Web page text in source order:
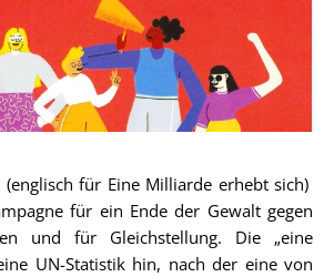
(englisch für Eine Milliarde erhebt sich)
für ein Ende der Gewalt gegen
und für Gleichstellung. Die „eine
UN-Statistik hin, nach der eine von